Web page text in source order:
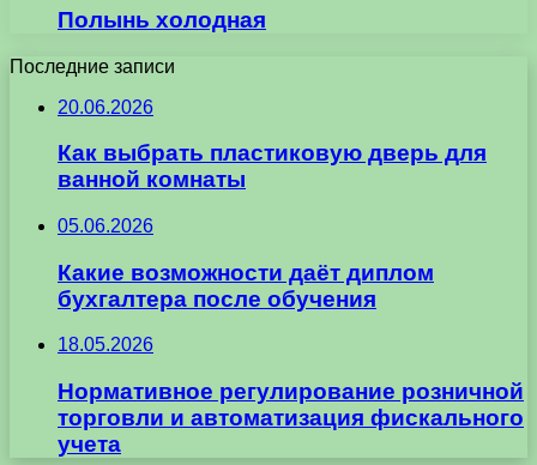
Полынь холодная
Последние записи
20.06.2026
Как выбрать пластиковую дверь для
ванной комнаты
05.06.2026
Какие возможности даёт диплом
бухгалтера после обучения
18.05.2026
Нормативное регулирование розничной
торговли и автоматизация фискального
учета